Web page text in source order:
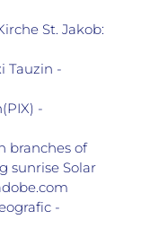
St. Jakob:
Tauzin -
-
branches of
sunrise Solar
-